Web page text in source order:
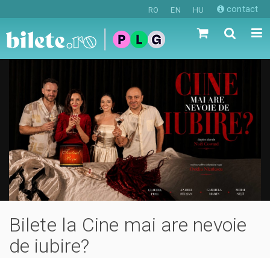
RO EN HU contact
Bilete la Cine mai are nevoie
de iubire?